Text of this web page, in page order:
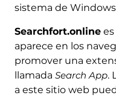
sistema de
Searchfort.onlinees
aparece en los
promover una
llamada Search App.
a este sitio web